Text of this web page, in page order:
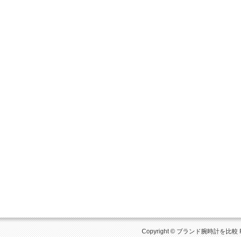
Copyright © ブランド腕時計を比較